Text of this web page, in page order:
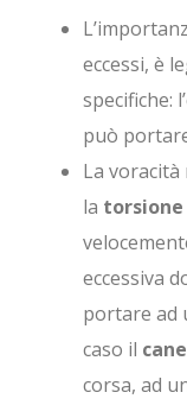
eccessi, è
specifiche:
può
La voracità
la
eccessiva
portare ad
caso il cane
corsa, ad